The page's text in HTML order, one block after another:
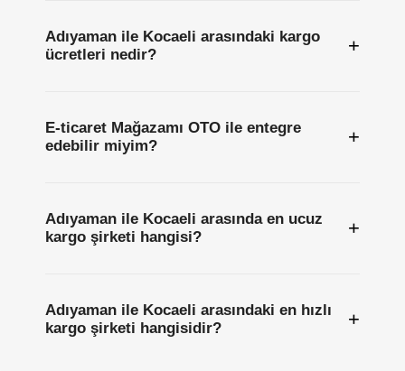
Adıyaman ile Kocaeli arasındaki kargo
ücretleri nedir?
+
E-ticaret Mağazamı OTO ile entegre
edebilir miyim?
+
Adıyaman ile Kocaeli arasında en ucuz
kargo şirketi hangisi?
+
Adıyaman ile Kocaeli arasındaki en hızlı
kargo şirketi hangisidir?
+